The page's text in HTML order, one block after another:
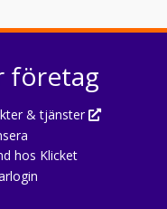
företag
& tjänster
hos Klicket